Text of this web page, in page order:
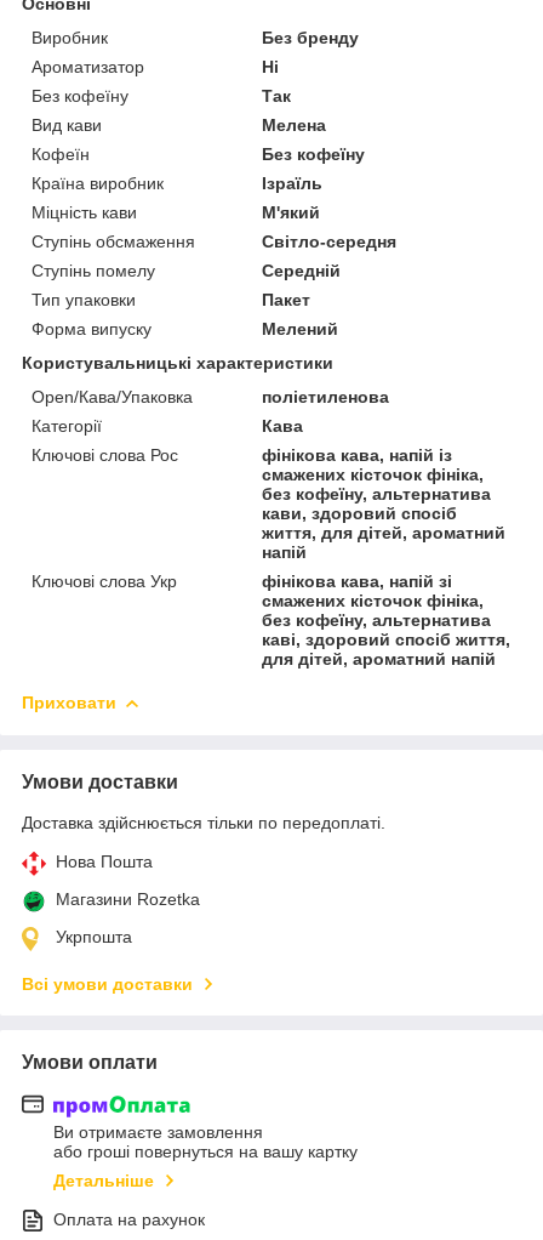
Виробник
Без бренду
Ароматизатор
Ні
Без кофеїну
Так
Вид кави
Мелена
Кофеїн
Без кофеїну
Країна виробник
Ізраїль
Міцність кави
М'який
Ступінь обсмаження
Світло-середня
Ступінь помелу
Середній
Тип упаковки
Пакет
Форма випуску
Мелений
Користувальницькі характеристики
Open/Кава/Упаковка
поліетиленова
Категорії
Кава
Ключові слова Рос
фінікова кава, напій із
смажених кісточок фініка,
без кофеїну, альтернатива
кави, здоровий спосіб
життя, для дітей, ароматний
напій
Ключові слова Укр
фінікова кава, напій зі
смажених кісточок фініка,
без кофеїну, альтернатива
каві, здоровий спосіб життя,
для дітей, ароматний напій
Приховати
Умови доставки
Доставка здійснюється тільки по передоплаті.
Нова Пошта
Магазини Rozetka
Укрпошта
Всі умови доставки
Умови оплати
Ви отримаєте замовлення
або гроші повернуться на вашу картку
Детальніше
Оплата на рахунок